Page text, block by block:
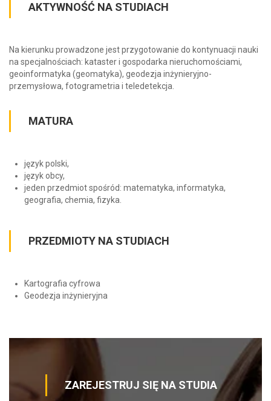
AKTYWNOŚĆ NA STUDIACH
Na kierunku prowadzone jest przygotowanie do kontynuacji nauki
na specjalnościach: kataster i gospodarka nieruchomościami,
geoinformatyka (geomatyka), geodezja inżynieryjno-
przemysłowa, fotogrametria i teledetekcja.
MATURA
język polski,
język obcy,
jeden przedmiot spośród: matematyka, informatyka,
geografia, chemia, fizyka.
PRZEDMIOTY NA STUDIACH
Kartografia cyfrowa
Geodezja inżynieryjna
ZAREJESTRUJ SIĘ NA STUDIA